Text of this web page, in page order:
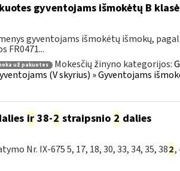
gyventojams išmokėtų B
gyventojams išmokėtų išmokų,
FR0471...
už pakuotes Mokesčių žinyno kategorijos:
(V skyrius) » Gyventojams
ir38-2 straipsnio 2 dalies
Nr. IX-675 5, 17, 18, 30, 33, 34, 35, 382,